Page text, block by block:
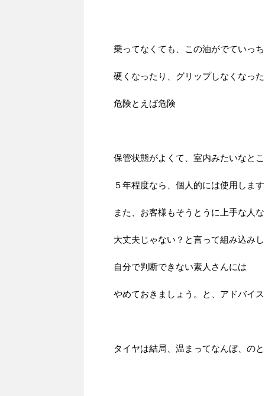
乗ってなくても、この油がでていっ
硬くなったり、グリップしなくなっ
危険とえば危険
保管状態がよくて、室内みたいなと
５年程度なら、個人的には使用します
また、お客様もそうとうに上手な人
大丈夫じゃない？と言って組み込み
自分で判断できない素人さんには
やめておきましょう。と、アドバイ
タイヤは結局、温まってなんぼ、の